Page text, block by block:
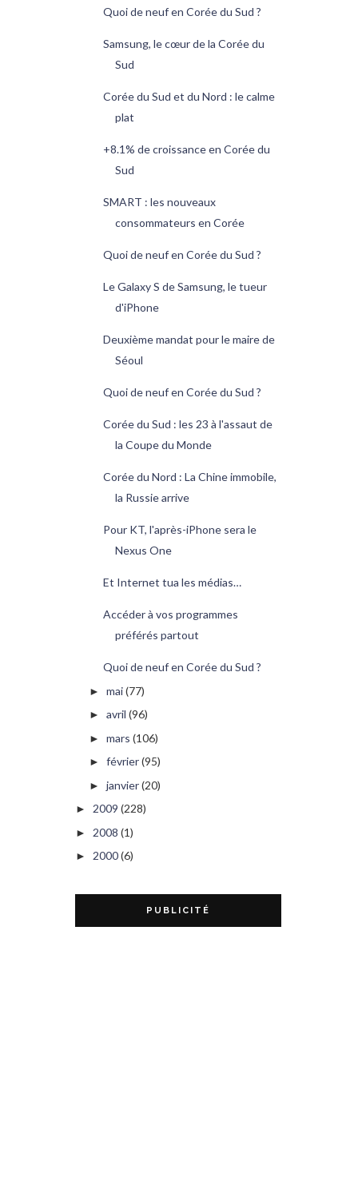
Quoi de neuf en Corée du Sud ?
Samsung, le cœur de la Corée du
Sud
Corée du Sud et du Nord : le calme
plat
+8.1% de croissance en Corée du
Sud
SMART : les nouveaux
consommateurs en Corée
Quoi de neuf en Corée du Sud ?
Le Galaxy S de Samsung, le tueur
d'iPhone
Deuxième mandat pour le maire de
Séoul
Quoi de neuf en Corée du Sud ?
Corée du Sud : les 23 à l'assaut de
la Coupe du Monde
Corée du Nord : La Chine immobile,
la Russie arrive
Pour KT, l'après-iPhone sera le
Nexus One
Et Internet tua les médias…
Accéder à vos programmes
préférés partout
Quoi de neuf en Corée du Sud ?
► mai(77)
► avril (96)
► mars (106)
► février(95)
► janvier(20)
► 2009 (228)
► 2008 (1)
► 2000(6)
PUBLICITÉ